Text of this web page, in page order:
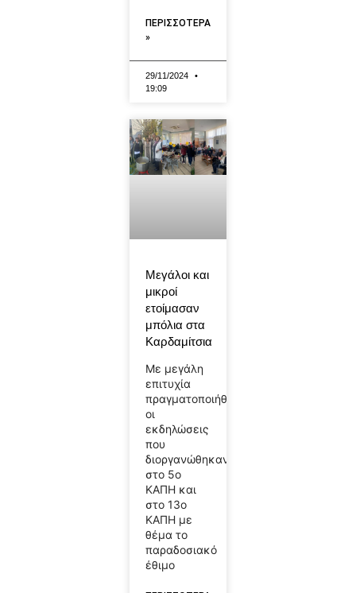
ΠΕΡΙΣΣΟΤΕΡΑ
»
29/11/2024
19:09
Μεγάλοι και
μικροί
ετοίμασαν
μπόλια στα
Καρδαμίτσια
Με μεγάλη
επιτυχία
πραγματοποιήθηκαν
οι
εκδηλώσεις
που
διοργανώθηκαν
στο 5ο
ΚΑΠΗ και
στο 13ο
ΚΑΠΗ με
θέμα το
παραδοσιακό
έθιμο